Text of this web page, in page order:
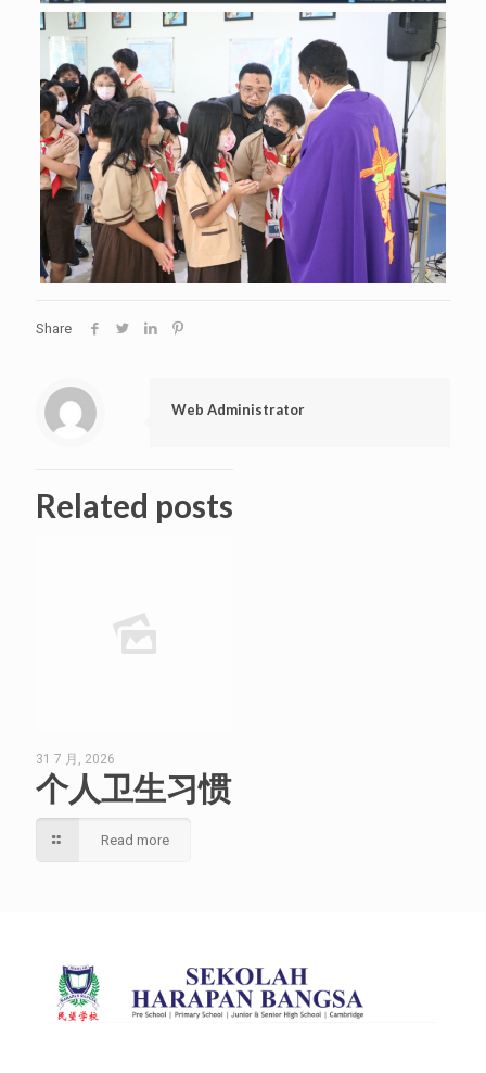
Share
Web Administrator
Related posts
31 7 月, 2026
个人卫生习惯
Read more